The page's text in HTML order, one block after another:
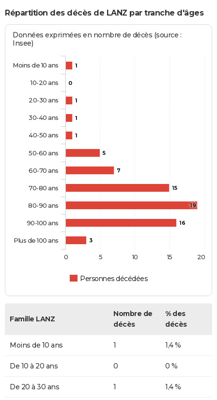
Répartition des décès de LANZ par tranche d'âges
Données exprimées en nombre de décès (source :
Insee)
1
0
1
1
1
5
7
15
19
16
3
Personnes décédées
Moins de 10 ans
10-20 ans
20-30 ans
30-40 ans
40-50 ans
50-60 ans
60-70 ans
70-80 ans
80-90 ans
90-100 ans
Plus de 100 ans
0 5 10 15 20
Famille LANZ
Nombre de
décès
% des
décès
Moins de 10 ans 1 1,4 %
De 10 à 20 ans 0 0 %
De 20 à 30 ans 1 1,4 %